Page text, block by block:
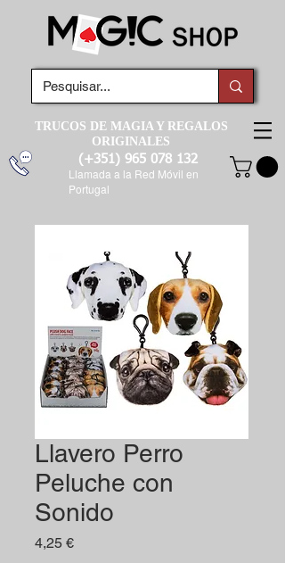
TRUCOS DE MAGIA Y REGALOS
ORIGINALES
(+351) 965 078 132
Llamada a la Red Móvil en
Portugal
Llavero Perro
Peluche con
Sonido
4,25 €Precio